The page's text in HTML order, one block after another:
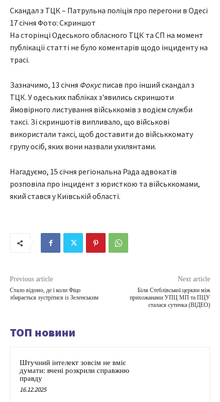
Скандал з ТЦК – Патрульна поліція про перегони в Одесі
17 січня Фото: Скриншот
На сторінці Одеського обласного ТЦК та СП на момент
публікації статті не було коментарів щодо інциденту на
трасі.
Зазначимо, 13 січня Фокусписав про інший скандал з
ТЦК. У одеських пабліках з'явились скриншоти
ймовірного листування військкомів з водієм служби
таксі. Зі скриншотів випливало, що військові
використали таксі, щоб доставити до військкомату
групу осіб, яких вони назвали ухилянтами.
Нагадуємо, 15 січня регіональна Рада адвокатів
розповіла про інцидент з юристкою та військкомами,
який стався у Київській області.
Previous article
Стало відомо, де і коли Фіцо
збирається зустрітися із Зеленським
Next article
Біля Стеблівської церкви між
прихожанами УПЦ МП та ПЦУ
сталася сутичка (ВІДЕО)
ТОП новини
Штучний інтелект зовсім не вміє
думати: вчені розкрили справжню
правду
16.12.2025